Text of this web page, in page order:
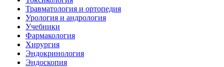
Травматология и ортопедия
Урология и андрология
Учебники
Фармакология
Хирургия
Эндокринология
Эндоскопия